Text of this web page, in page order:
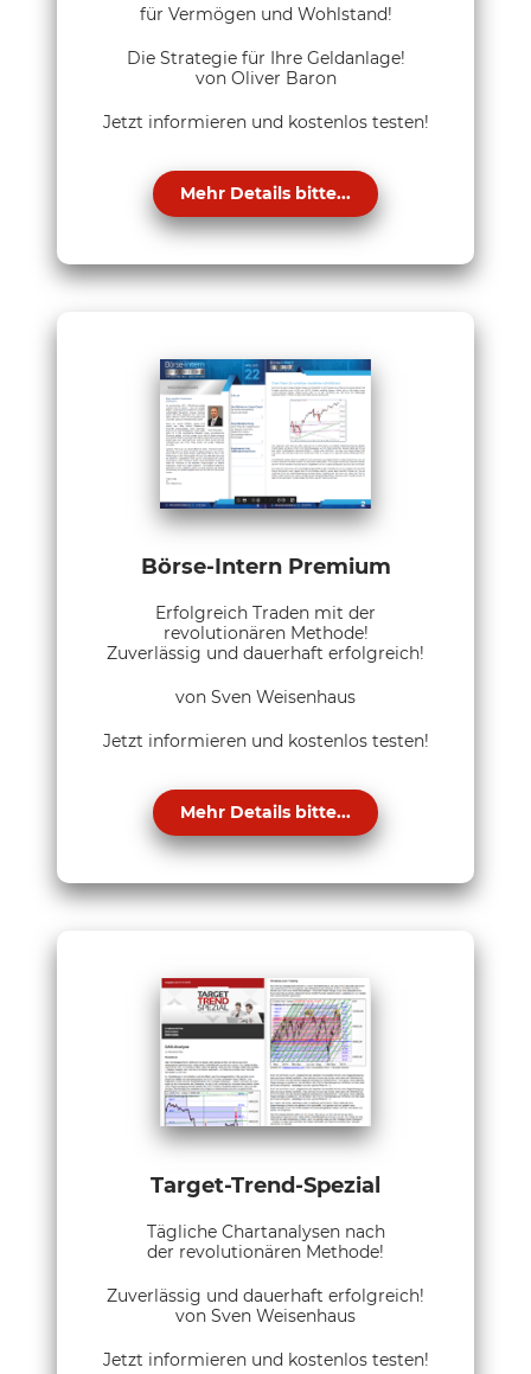
für Vermögen und Wohlstand!
Die Strategie für Ihre Geldanlage!
von Oliver Baron
Jetzt informieren und kostenlos testen!
Mehr Details bitte...
Börse-Intern Premium
Erfolgreich Traden mit der
revolutionären Methode!
Zuverlässig und dauerhaft erfolgreich!
von Sven Weisenhaus
Jetzt informieren und kostenlos testen!
Mehr Details bitte...
Target-Trend-Spezial
Tägliche Chartanalysen nach
der revolutionären Methode!
Zuverlässig und dauerhaft erfolgreich!
von Sven Weisenhaus
Jetzt informieren und kostenlos testen!